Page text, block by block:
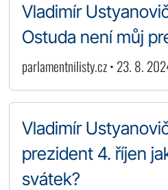
Vladimír
Ostuda není můj
parlamentnilisty.cz • 23. 8.
Vladimír
prezident 4. říjen
svátek?